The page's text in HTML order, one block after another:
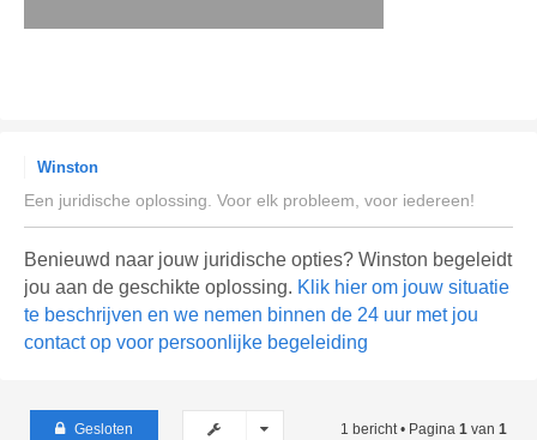
Winston
Een juridische oplossing. Voor elk probleem, voor iedereen!
Benieuwd naar jouw juridische opties? Winston begeleidt
jou aan de geschikte oplossing. Klik hier om jouw situatie
te beschrijven en we nemen binnen de 24 uur met jou
contact op voor persoonlijke begeleiding
Gesloten 1 bericht • Pagina 1 van 1